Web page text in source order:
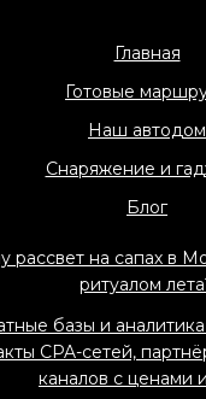
Главная
Готовые
Наш автодом
Снаряжение и
Блог
рассвет на сапах в
ритуалом
базы и
CPA-сетей,
каналов с ценами